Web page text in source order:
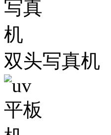
双头写真机